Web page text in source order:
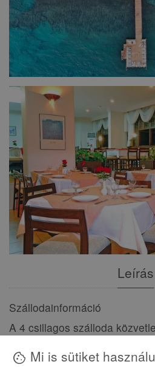
Leírás
Szállodainformáció
A 4 csillagos szálloda
homokos/sziklás
fürdőstégen is be lehet jutni.
cookie Mi is sütiket